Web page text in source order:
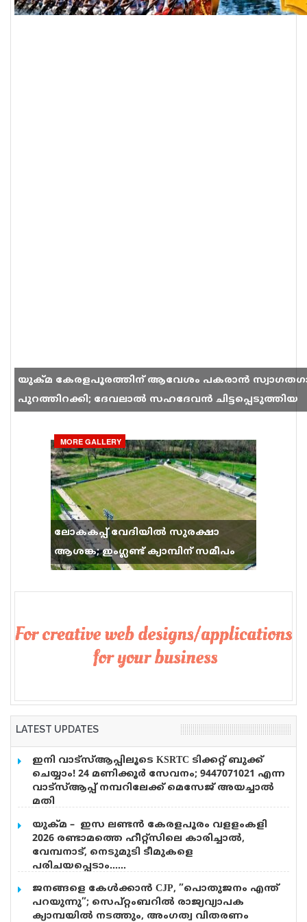
യുക്മ കേരളപൂരത്തിന് ആവേശം പകരാൻ
പുറത്തിറക്കി; ദേവലാൽ സഹദേവൻ ചിട്ടപ്പെടുത്തിയ
MORE GALLERY
ലോകകപ്പ് വേദിയിൽ സുരക്ഷാ
ആശങ്ക; ഇംഗ്ലണ്ട് ക്യാമ്പിന് സമീപം
വെടിവെപ്പ്, 9 പേർക്ക് പരിക്ക്
LATEST UPDATES
ഇനി വാട്‌സ്ആപ്പിലൂടെ KSRTC ടിക്കറ്റ് ബുക്ക്
ചെയ്യാം! 24 മണിക്കൂർ സേവനം; 9447071021 എന്ന
വാട്സ്ആപ്പ് നമ്പറിലേക്ക് മെസേജ് അയച്ചാൽ
മതി
എഐ സാങ്കേതികവിദ്യ പ്രയോജനപ്പെടുത്തി
കെഎസ്ആർടിസിയെ പുതിയ യുഗത്തിലേക്ക്
നയിക്കുകയാണ് ലക്ഷ്യമെന്ന് ഗതാഗത മന്ത്രി സി.പി
ജോൺ. കെഎസ്ആർടിസിയുടെ എഐ അധിഷ്ഠിത
വാട്‌സ്ആപ്പ് ടിക്കറ്റിങ് സംവിധാനം, 24 മണിക്കൂറും
പ്രവർത്തിക്കുന്ന 149 എന്ന ടോൾഫ്രീ കസ്റ്റമർ കെയർ
നമ്പർ, നവീകരിച്ച കൊറിയർ സർവീസ് എന്നിവ
ഉദ്ഘാടനം ചെയ്ത് സംസാരിക്കുകയായിരുന്നു
യുക്മ – ഇസ ലണ്ടൻ കേരളപൂരം വളളംകളി
2026 രണ്ടാമത്തെ ഹീറ്റ്സിലെ കാരിച്ചാൽ,
വേമ്പനാട്, നെടുമുടി ടീമുകളെ
പരിചയപ്പെടാം……
കുര്യൻ ജോർജ്ജ് (നാഷണൽ പി.ആർ.ഒ & മീഡിയ
കോർഡിനേറ്റർ) യുക്മ – ഇസ ലണ്ടൻ കേരളപൂരം
വളളംകളി 2026 ഓഗസ്റ്റ് 15 ന് റോഥർഹാമിലെ
ജനങ്ങളെ കേൾക്കാൻ CJP, ”പൊതുജനം എന്ത്
പറയുന്നു”; സെപ്റ്റംബറിൽ രാജ്യവ്യാപക
ക്യാമ്പയിൽ നടത്തും, അംഗത്വ വിതരണം